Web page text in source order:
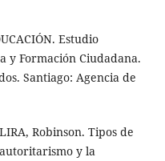
Estudio
y Formación Ciudadana.
Santiago: Agencia de
Robinson. Tipos de
y la